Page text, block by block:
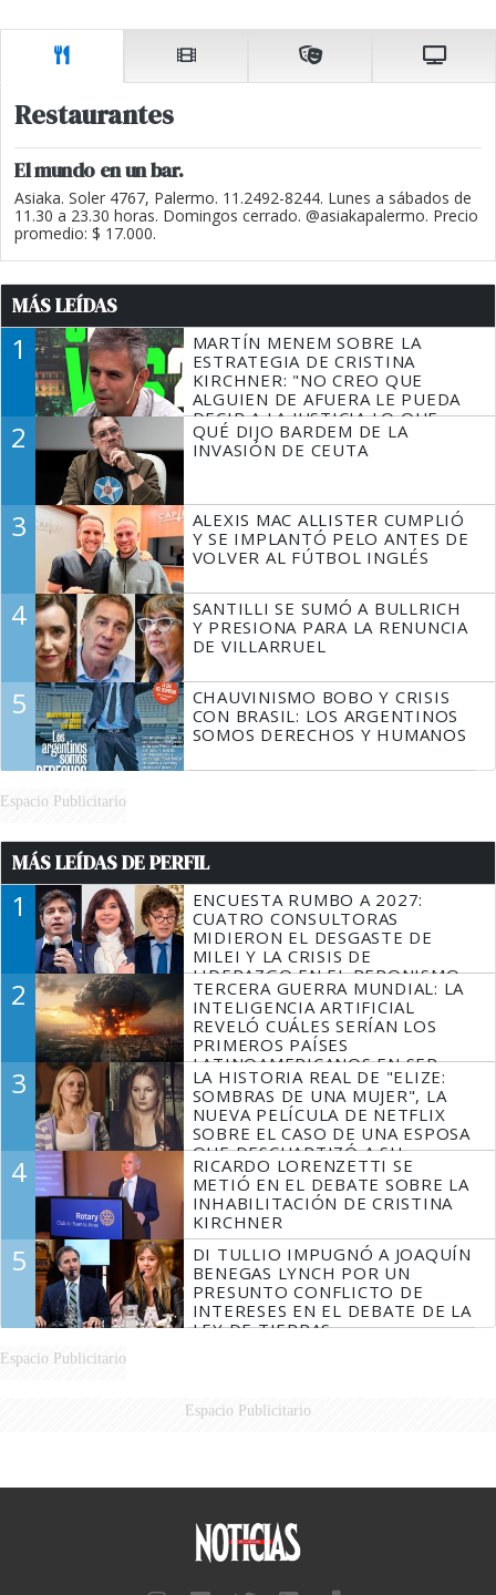
Restaurantes
El mundo en un bar.
Asiaka. Soler 4767, Palermo. 11.2492-8244. Lunes a sábados de
11.30 a 23.30 horas. Domingos cerrado. @asiakapalermo. Precio
promedio: $ 17.000.
MÁS LEÍDAS
1
MARTÍN MENEM SOBRE LA
ESTRATEGIA DE CRISTINA
KIRCHNER: "NO CREO QUE
ALGUIEN DE AFUERA LE PUEDA
DECIR A LA JUSTICIA LO QUE
TIENE QUE HACER"
2
QUÉ DIJO BARDEM DE LA
INVASIÓN DE CEUTA
3
ALEXIS MAC ALLISTER CUMPLIÓ
Y SE IMPLANTÓ PELO ANTES DE
VOLVER AL FÚTBOL INGLÉS
4
SANTILLI SE SUMÓ A BULLRICH
Y PRESIONA PARA LA RENUNCIA
DE VILLARRUEL
5
CHAUVINISMO BOBO Y CRISIS
CON BRASIL: LOS ARGENTINOS
SOMOS DERECHOS Y HUMANOS
Espacio Publicitario
MÁS LEÍDAS DE PERFIL
1
ENCUESTA RUMBO A 2027:
CUATRO CONSULTORAS
MIDIERON EL DESGASTE DE
MILEI Y LA CRISIS DE
LIDERAZGO EN EL PERONISMO
2
TERCERA GUERRA MUNDIAL: LA
INTELIGENCIA ARTIFICIAL
REVELÓ CUÁLES SERÍAN LOS
PRIMEROS PAÍSES
LATINOAMERICANOS EN SER
DERROTADOS
3
LA HISTORIA REAL DE "ELIZE:
SOMBRAS DE UNA MUJER", LA
NUEVA PELÍCULA DE NETFLIX
SOBRE EL CASO DE UNA ESPOSA
QUE DESCUARTIZÓ A SU
MARIDO
4
RICARDO LORENZETTI SE
METIÓ EN EL DEBATE SOBRE LA
INHABILITACIÓN DE CRISTINA
KIRCHNER
5
DI TULLIO IMPUGNÓ A JOAQUÍN
BENEGAS LYNCH POR UN
PRESUNTO CONFLICTO DE
INTERESES EN EL DEBATE DE LA
LEY DE TIERRAS
Espacio Publicitario
Espacio Publicitario